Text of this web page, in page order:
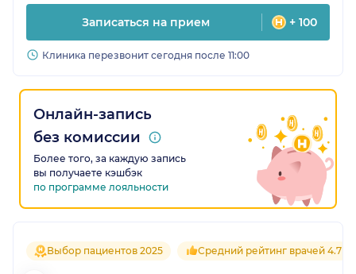
Записаться на прием + 100
Клиника перезвонит сегодня после 11:00
Онлайн-запись
без комиссии
Более того, за каждую запись
вы получаете кэшбэк
по программе лояльности
Выбор пациентов 2025 Средний рейтинг врачей 4.7